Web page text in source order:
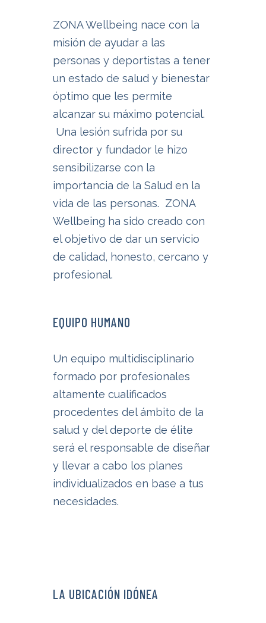
ZONA Wellbeing nace con la
misión de ayudar a las
personas y deportistas a tener
un estado de salud y bienestar
óptimo que les permite
alcanzar su máximo potencial.
Una lesión sufrida por su
director y fundador le hizo
sensibilizarse con la
importancia de la Salud en la
vida de las personas. ZONA
Wellbeing ha sido creado con
el objetivo de dar un servicio
de calidad, honesto, cercano y
profesional.
EQUIPO HUMANO
Un equipo multidisciplinario
formado por profesionales
altamente cualificados
procedentes del ámbito de la
salud y del deporte de élite
será el responsable de diseñar
y llevar a cabo los planes
individualizados en base a tus
necesidades.
LA UBICACIÓN IDÓNEA